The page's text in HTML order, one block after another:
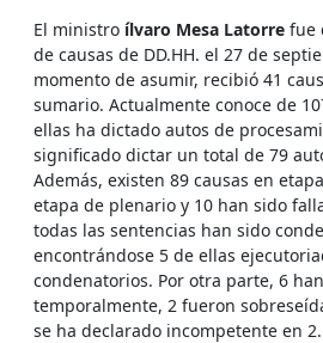
El ministro ílvaro Mesa Latorre fue
de causas de DD.HH. el 27 de
momento de asumir, recibió 41
sumario. Actualmente conoce de
ellas ha dictado autos de
significado dictar un total de 79
Además, existen 89 causas en
etapa de plenario y 10 han sido
todas las sentencias han sido
encontrándose 5 de ellas
condenatorios. Por otra parte, 6
temporalmente, 2 fueron
se ha declarado incompetente en 2.